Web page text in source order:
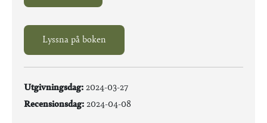
Lyssna på boken
Utgivningsdag: 2024-03-27
Recensionsdag: 2024-04-08